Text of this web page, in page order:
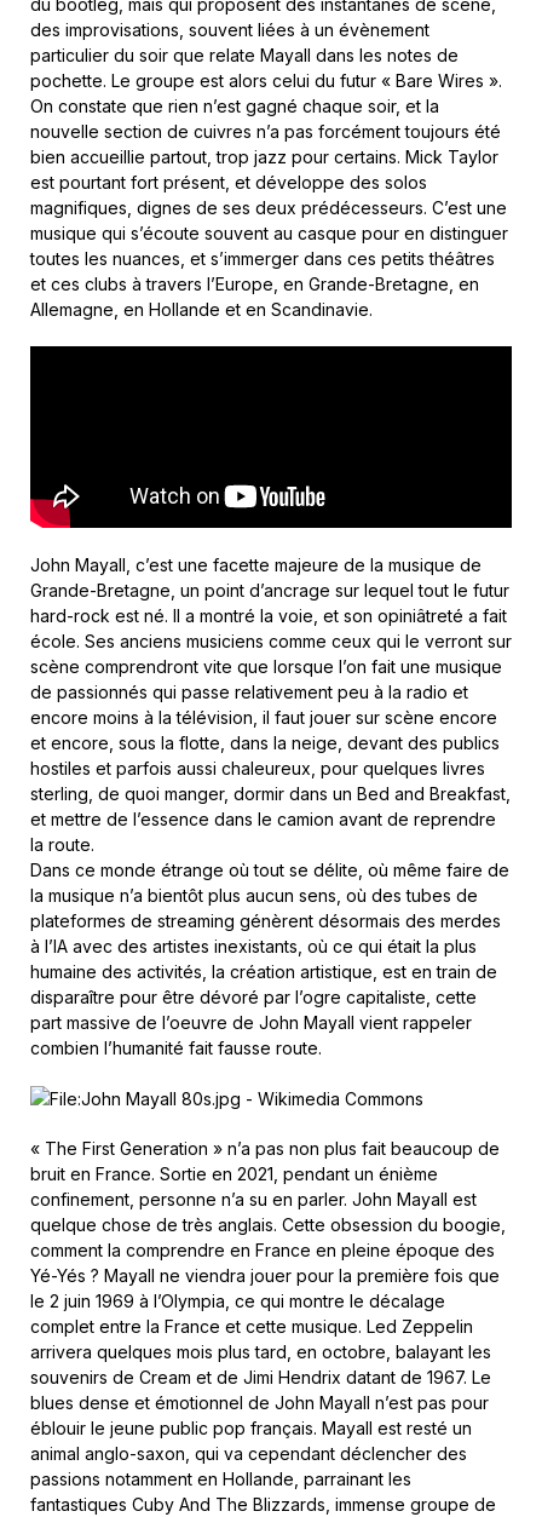
des improvisations, souvent liées à un évènement
particulier du soir que relate Mayall dans les notes de
pochette. Le groupe est alors celui du futur « Bare Wires ».
On constate que rien n’est gagné chaque soir, et la
nouvelle section de cuivres n’a pas forcément toujours été
bien accueillie partout, trop jazz pour certains. Mick Taylor
est pourtant fort présent, et développe des solos
magnifiques, dignes de ses deux prédécesseurs. C’est une
musique qui s’écoute souvent au casque pour en distinguer
toutes les nuances, et s’immerger dans ces petits théâtres
et ces clubs à travers l’Europe, en Grande-Bretagne, en
Allemagne, en Hollande et en Scandinavie.
John Mayall, c’est une facette majeure de la musique de
Grande-Bretagne, un point d’ancrage sur lequel tout le futur
hard-rock est né. Il a montré la voie, et son opiniâtreté a fait
école. Ses anciens musiciens comme ceux qui le verront sur
scène comprendront vite que lorsque l’on fait une musique
de passionnés qui passe relativement peu à la radio et
encore moins à la télévision, il faut jouer sur scène encore
et encore, sous la flotte, dans la neige, devant des publics
hostiles et parfois aussi chaleureux, pour quelques livres
sterling, de quoi manger, dormir dans un Bed and Breakfast,
et mettre de l’essence dans le camion avant de reprendre
la route.
Dans ce monde étrange où tout se délite, où même faire de
la musique n’a bientôt plus aucun sens, où des tubes de
plateformes de streaming génèrent désormais des merdes
à l’IA avec des artistes inexistants, où ce qui était la plus
humaine des activités, la création artistique, est en train de
disparaître pour être dévoré par l’ogre capitaliste, cette
part massive de l’oeuvre de John Mayall vient rappeler
combien l’humanité fait fausse route.
« The First Generation » n’a pas non plus fait beaucoup de
bruit en France. Sortie en 2021, pendant un énième
confinement, personne n’a su en parler. John Mayall est
quelque chose de très anglais. Cette obsession du boogie,
comment la comprendre en France en pleine époque des
Yé-Yés ? Mayall ne viendra jouer pour la première fois que
le 2 juin 1969 à l’Olympia, ce qui montre le décalage
complet entre la France et cette musique. Led Zeppelin
arrivera quelques mois plus tard, en octobre, balayant les
souvenirs de Cream et de Jimi Hendrix datant de 1967. Le
blues dense et émotionnel de John Mayall n’est pas pour
éblouir le jeune public pop français. Mayall est resté un
animal anglo-saxon, qui va cependant déclencher des
passions notamment en Hollande, parrainant les
fantastiques Cuby And The Blizzards, immense groupe de